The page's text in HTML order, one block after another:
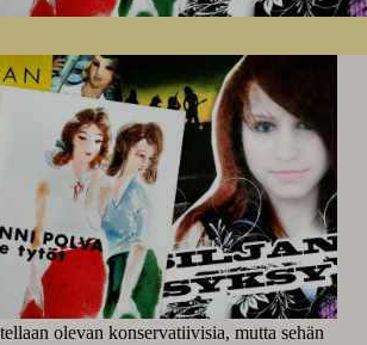
olevan konservatiivisia, mutta sehän